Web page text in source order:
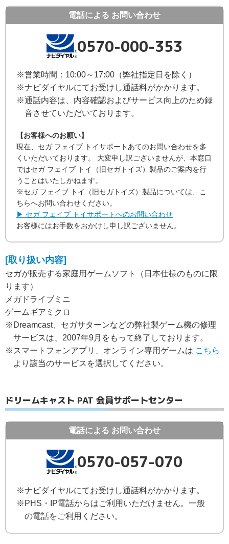
電話による お問い合わせ
0570-000-353
※営業時間：10:00～17:00（弊社指定日を除く）
※ナビダイヤルにてお受けし通話料がかかります。
※通話内容は、内容確認およびサービス向上のため録
音させていただいております。
【お客様へのお願い】
現在、セガ フェイブ トイサポートあてのお問い合わせを多
くいただいております。 大変申し訳ございませんが、本窓口
ではセガ フェイブ トイ（旧セガトイズ）製品のご案内を行
うことはいたしかねます。
※セガ フェイブ トイ（旧セガトイズ）製品については、こ
ちらへお問い合わせください。
▶ セガ フェイブ トイサポートへのお問い合わせ
お客様にはお手数をおかけし申し訳ございません。
[取り扱い内容]
セガが販売する家庭用ゲームソフト（日本仕様のものに限
ります）
メガドライブミニ
ゲームギアミクロ
※Dreamcast、セガサターンなどの弊社製ゲーム機の修理
サービスは、2007年9月をもって終了しております。
※スマートフォンアプリ、オンライン専用ゲームは こちら
より該当のサービスを選択してください。
ドリームキャスト PAT 会員サポートセンター
電話による お問い合わせ
0570-057-070
※ナビダイヤルにてお受けし通話料がかかります。
※PHS・IP電話からはご利用いただけません。一般
の電話をご利用ください。